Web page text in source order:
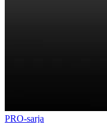
PRO-sarja